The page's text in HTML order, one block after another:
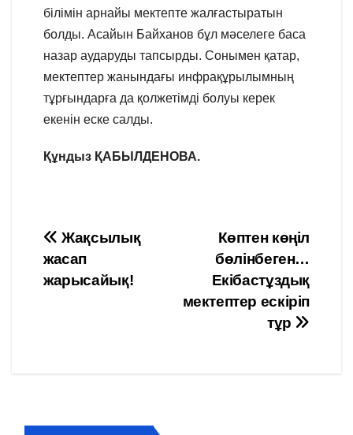
білімін арнайы мектепте жалғастыратын
болды. Асайын Байханов бұл мәселеге баса
назар аударуды тапсырды. Сонымен қатар,
мектептер жанындағы инфрақұрылымның
тұрғындарға да қолжетімді болуы керек
екенін еске салды.
Құндыз ҚАБЫЛДЕНОВА.
Навигация
по
Көптен көңіл
бөлінбеген…
Екібастұздық
мектептер ескіріп
тұр
Жақсылық
жасап
жарысайық!